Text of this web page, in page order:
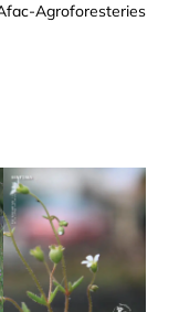
Agroforesteries